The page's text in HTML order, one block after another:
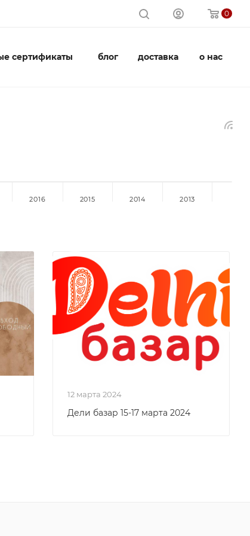
0
сертификаты блог доставка о нас
2016 2015 2014 2013
12 марта 2024
Дели базар 15-17 марта 2024